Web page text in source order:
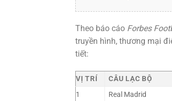
Theo báo cáo Forbes
truyền hình, thương mại
tiết:
VỊ TRÍ CÂU LẠC BỘ
1
Real Madrid